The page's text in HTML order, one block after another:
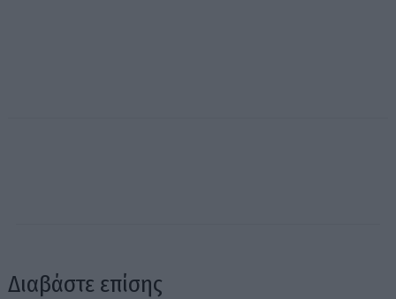
Διαβάστε επίσης